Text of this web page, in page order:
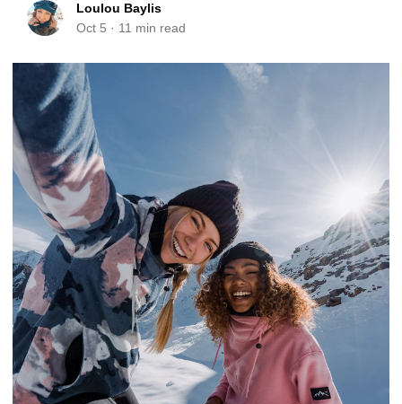
Loulou Baylis
Oct 5 · 11 min read